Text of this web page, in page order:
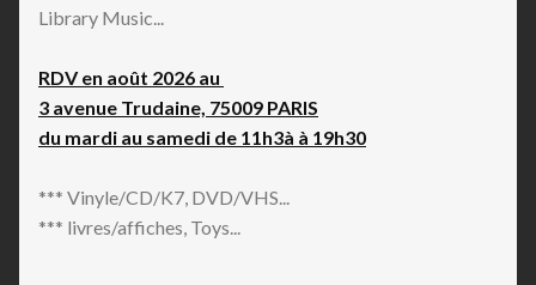
Library Music...
RDV en août 2026 au
3 avenue Trudaine, 75009 PARIS
du mardi au samedi de 11h3à à 19h30
*** Vinyle/CD/K7, DVD/VHS...
*** livres/affiches, Toys...